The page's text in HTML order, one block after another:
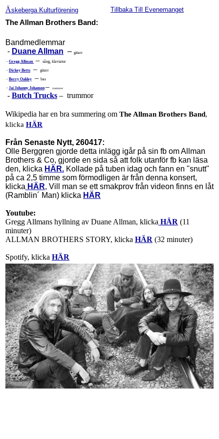
Äskeberga Kulturförening Tillbaka Till Evenemanget
The Allman Brothers Band:
Bandmedlemmar
- Duane Allman – gitarr
- Gregg Allman –
sång, klaviatur
- Dickey Betts –
gitarr
- Berry Oakley – bas
- Jai Johanny Johanson – trummor
- Butch Trucks – trummor
Wikipedia har en bra summering om The Allman Brothers Band,
klicka HÄR
Från Senaste Nytt, 260417:
Olle Berggren gjorde detta inlägg igår på sin fb om Allman
Brothers & Co, gjorde en sida så att folk utanför fb kan läsa
den, klicka HÄR. Kollade på tuben idag och fann en "snutt"
på ca 2,5 timme som förmodligen är från denna konsert,
klicka HÄR, Vill man se ett smakprov från videon finns en låt
(Ramblin´ Man) klicka HÄR
Youtube:
Gregg Allmans hyllning av Duane Allman, klicka HÄR (11
minuter)
ALLMAN BROTHERS STORY, klicka HÄR (32 minuter)
Spotify, klicka HÄR